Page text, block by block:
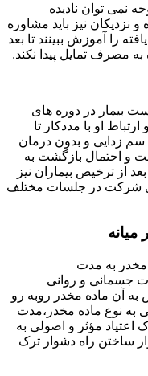
نمی توان نادیده
نزدیکان نیز باید مشاوره
را آموزش ببینند تا بعد
به مصرف تمایل پیدا نکند.
بیمار در دوره های
او با مددکار تا
سم زدایی و بدون درمان
و احتمال بازگشت به
از ترخیص بیماران نیز
شرکت در جلسات مختلف
میانه
به مدت
جسمانی و روانی
آن ماده مخدر روبه رو
به نوع ماده مخدر،مدت
مؤثر و اصولی به
ساختن راه دشوار ترک